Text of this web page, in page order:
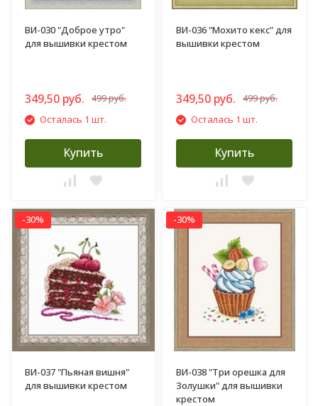
ВИ-030 "Доброе утро"
для вышивки крестом
349,50 руб. 499 руб.
Осталась 1 шт.
Купить
ВИ-036 "Мохито кекс" для
вышивки крестом
349,50 руб. 499 руб.
Осталась 1 шт.
Купить
-30%
ВИ-037 "Пьяная вишня"
для вышивки крестом
-30%
ВИ-038 "Три орешка для
Золушки" для вышивки
крестом